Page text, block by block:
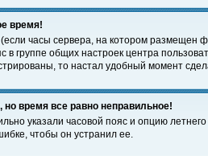
время!
часы сервера, на котором размещен
в группе общих настроек центра
то настал удобный момент
время все равно неправильное!
указали часовой пояс и опцию
чтобы он устранил ее.